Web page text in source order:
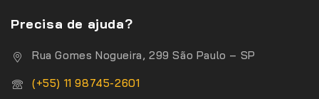
Precisa de ajuda?
Rua Gomes Nogueira, 299 São Paulo – SP
(+55) 11 98745-2601